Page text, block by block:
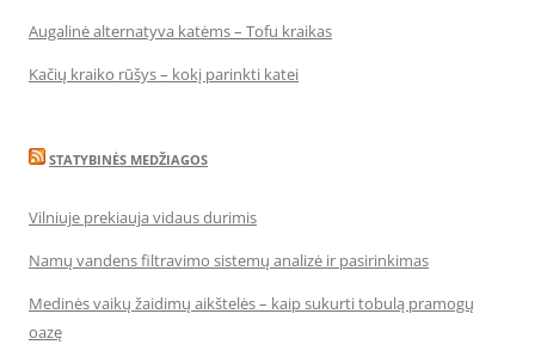
Augalinė alternatyva katėms – Tofu kraikas
Kačių kraiko rūšys – kokį parinkti katei
STATYBINĖS MEDŽIAGOS
Vilniuje prekiauja vidaus durimis
Namų vandens filtravimo sistemų analizė ir pasirinkimas
Medinės vaikų žaidimų aikštelės – kaip sukurti tobulą pramogų
oazę